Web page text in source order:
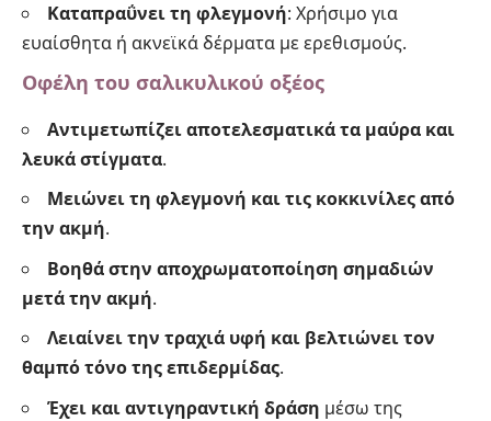
Καταπραΰνει τη φλεγμονή: Χρήσιμο για
ευαίσθητα ή ακνεϊκά δέρματα με ερεθισμούς.
Οφέλη του σαλικυλικού οξέος
Αντιμετωπίζει αποτελεσματικά τα μαύρα και
λευκά στίγματα.
Μειώνει τη φλεγμονή και τις κοκκινίλες από
την ακμή.
Βοηθά στην αποχρωματοποίηση σημαδιών
μετά την ακμή.
Λειαίνει την τραχιά υφή και βελτιώνει τον
θαμπό τόνο της επιδερμίδας.
Έχει και αντιγηραντική δράση μέσω της